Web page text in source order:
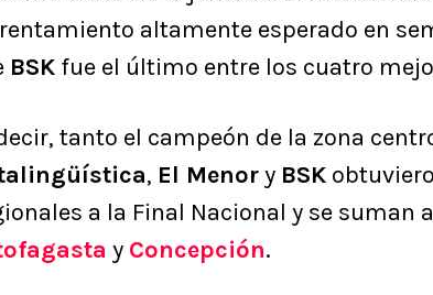
altamente esperado en
BSK fue el último entre los cuatro
tanto el campeón de la zona
, El Menory BSK
a la Final Nacional y se suman
y Concepción.